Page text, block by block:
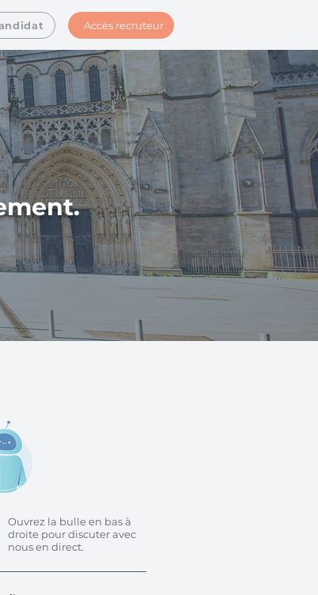
Accès recruteur
Ouvrez la bulle en bas à
droite pour discuter avec
nous en direct.